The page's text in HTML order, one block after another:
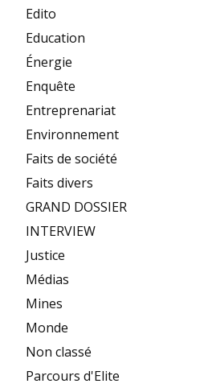
Edito
Education
Énergie
Enquête
Entreprenariat
Environnement
Faits de société
Faits divers
GRAND DOSSIER
INTERVIEW
Justice
Médias
Mines
Monde
Non classé
Parcours d'Elite